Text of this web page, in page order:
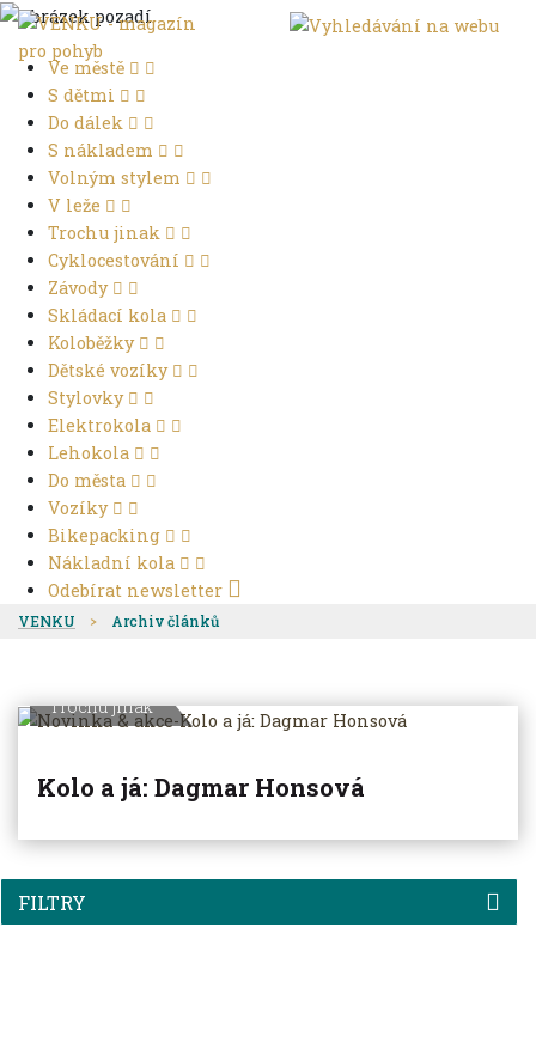
Ve městě
S dětmi
Do dálek
S nákladem
Volným stylem
V leže
Trochu jinak
Cyklocestování
Závody
Skládací kola
Koloběžky
Dětské vozíky
Stylovky
Elektrokola
Lehokola
Do města
Vozíky
Bikepacking
Nákladní kola
Odebírat newsletter
VENKU Archiv článků
FILTRY
Trochu jinak
Kolo a já: Dagmar Honsová